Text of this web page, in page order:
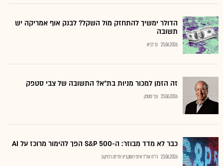
הדולר ימשיך להתחזק מול השקל? לבנק אוף אמריקה יש
תשובה
25.06.2026 בר לביא
זה הזמן למכור מניות בת"א? התשובה של צבי סטפק
25.06.2026 צבי סטפק
כבר לא מדד מבוזר: ה-S&P 500 הפך להימור מרוכז על AI
23.06.2026 רו"ח ועו"ד איתי רושקביץ ודרינה רזניקוב